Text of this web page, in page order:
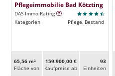
Pflegeimmobilie Bad Kötzting
DAS Immo Rating
Kategorien
Pflege, Bestand
65,56 m²
Fläche von
159.900,00 €
Kaufpreise ab
93
Ein­heiten